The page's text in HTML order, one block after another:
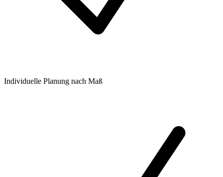
Individuelle Planung nach Maß